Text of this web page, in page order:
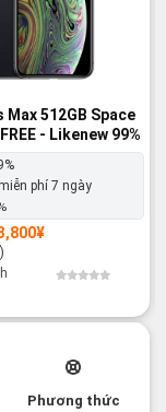
Max 512GB Space
- Likenew 99%
phí 7 ngày
¥
Phương thức